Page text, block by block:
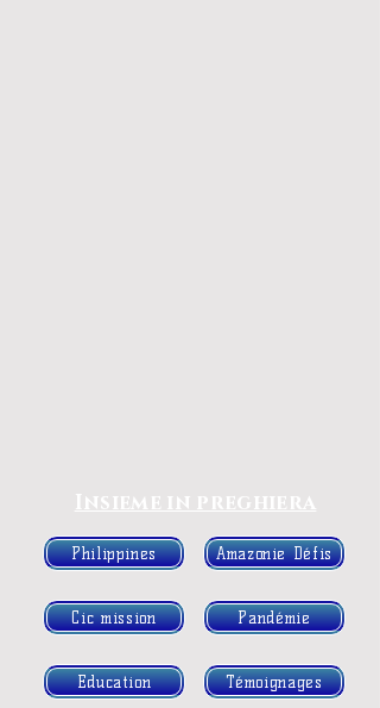
Insieme in preghiera
Philippines
Cic mission
Education
Amazonie Défis
Pandémie
Témoignages